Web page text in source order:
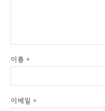
이름 *
이메일 *